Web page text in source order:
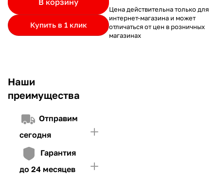
Купить в 1 клик
Наши
преимущества
Отправим
сегодня
Гарантия
до 24 месяцев
и Первого взноса (в случае необходимости)
Если лимит ниже стоимости товара, недостающую
сумму нужно внести Первым взносом
4. Иметь достаточно средств для внесения первой части платежа
Цена действительна только для
интернет-магазина и может
отличаться от цен в розничных
магазинах